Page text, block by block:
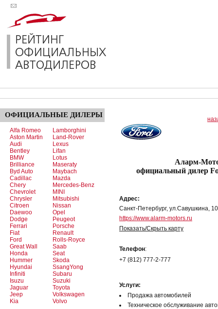
ОФИЦИАЛЬНЫЕ ДИЛЕРЫ
Alfa Romeo
Aston Martin
Audi
Bentley
BMW
Brilliance
Byd Auto
Cadillac
Chery
Chevrolet
Chrysler
Citroen
Daewoo
Dodge
Ferrari
Fiat
Ford
Great Wall
Honda
Hummer
Hyundai
Infiniti
Isuzu
Jaguar
Jeep
Kia
Lamborghini
Land-Rover
Lexus
Lifan
Lotus
Maseraty
Maybach
Mazda
Mercedes-Benz
MINI
Mitsubishi
Nissan
Opel
Peugeot
Porsche
Renault
Rolls-Royce
Saab
Seat
Skoda
SsangYong
Subaru
Suzuki
Toyota
Volkswagen
Volvo
Аларм-Моторс
официальный дилер
Адрес:
Санкт-Петербург, ул.Савушкина,
https://www.alarm-motors.ru
Показать/Скрыть карту
Телефон:
+7 (812) 777-2-777
Услуги:
Продажа автомобилей
Техническое обслуживание